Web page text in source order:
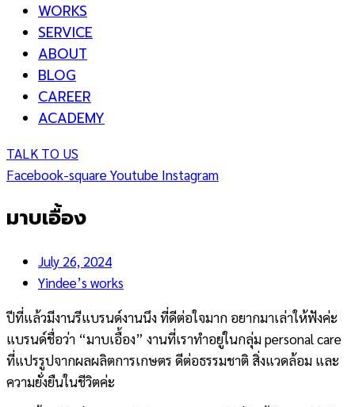
WORKS
SERVICE
ABOUT
BLOG
CAREER
ACADEMY
TALK TO US
Facebook-squareYoutube Instagram
มาบเอื้อง
July 26, 2024
Yindee’s works
ปีที่แล้วมีงานรีแบรนด์งานนึง ที่ดีต่อใจมาก อยากมาเล่าให้ฟังค่ะ
แบรนด์ชื่อว่า “มาบเอื้อง” งานที่เราทำอยู่ในกลุ่ม personal care
ที่แปรรูปจากผลผลิตการเกษตร ดีต่อธรรมชาติ สิ่งแวดล้อม และ
ความยั่งยืนในชีวิตค่ะ